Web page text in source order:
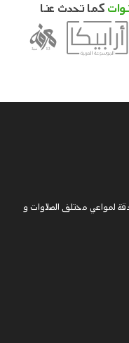
كما تحدث عنا
دقة لمواعي مختلف الصلاوات و